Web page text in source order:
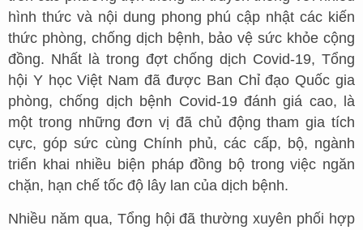
hình thức và nội dung phong phú cập nhật các kiến
thức phòng, chống dịch bệnh, bảo vệ sức khỏe cộng
đồng. Nhất là trong đợt chống dịch Covid-19, Tổng
hội Y học Việt Nam đã được Ban Chỉ đạo Quốc gia
phòng, chống dịch bệnh Covid-19 đánh giá cao, là
một trong những đơn vị đã chủ động tham gia tích
cực, góp sức cùng Chính phủ, các cấp, bộ, ngành
triển khai nhiều biện pháp đồng bộ trong việc ngăn
chặn, hạn chế tốc độ lây lan của dịch bệnh.
Nhiều năm qua, Tổng hội đã thường xuyên phối hợp